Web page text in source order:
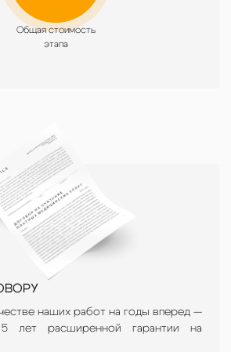
Общая стоимость
этапа
наших работ на годы вперед —
5 лет расширенной гарантии на